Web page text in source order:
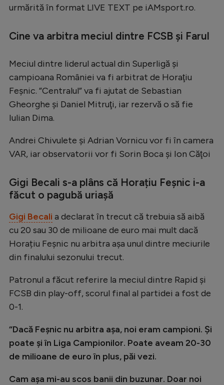
Bundesliga
Starurile fotbalului
EURO 2024
Stranieri
Handbal
Formula 1
Gimnastică
Rugby
JO 2024
JO 2026
urmărită în format LIVE TEXT pe iAMsport.ro.
Cine va arbitra meciul dintre FCSB și Farul
Meciul dintre liderul actual din Superligă și
campioana României va fi arbitrat de Horaţiu
Feşnic. ”Centralul” va fi ajutat de Sebastian
Gheorghe şi Daniel Mitruţi, iar rezervă o să fie
Iulian Dima.
Andrei Chivulete şi Adrian Vornicu vor fi în camera
VAR, iar observatorii vor fi Sorin Boca şi Ion Căţoi
Gigi Becali s-a plâns că Horațiu Feșnic i-a
făcut o pagubă uriașă
Gigi Becali a declarat în trecut că trebuia să aibă
cu 20 sau 30 de milioane de euro mai mult dacă
Horațiu Feșnic nu arbitra așa unul dintre meciurile
din finalului sezonului trecut.
Patronul a făcut referire la meciul dintre Rapid și
FCSB din play-off, scorul final al partidei a fost de
0-1.
“Dacă Feșnic nu arbitra așa, noi eram campioni. Și
poate și în Liga Campionilor. Poate aveam 20-30
de milioane de euro în plus, păi vezi.
Cam așa mi-au scos banii din buzunar. Doar noi